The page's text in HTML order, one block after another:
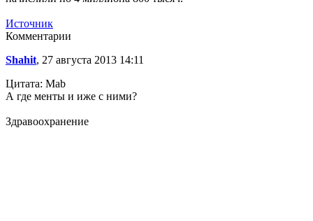
Источник
Комментарии
Shahit, 27 августа 2013 14:11
Цитата: Mab
А где менты и иже с ними?
Здравоохранение